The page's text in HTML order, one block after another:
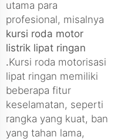
utama para
profesional, misalnya
kursi roda motor
listrik lipat ringan
.Kursi roda motorisasi
lipat ringan memiliki
beberapa fitur
keselamatan, seperti
rangka yang kuat, ban
yang tahan lama,